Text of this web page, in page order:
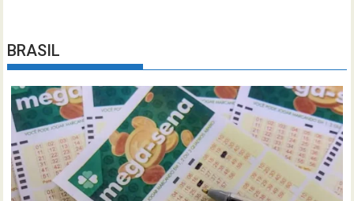
BRASIL